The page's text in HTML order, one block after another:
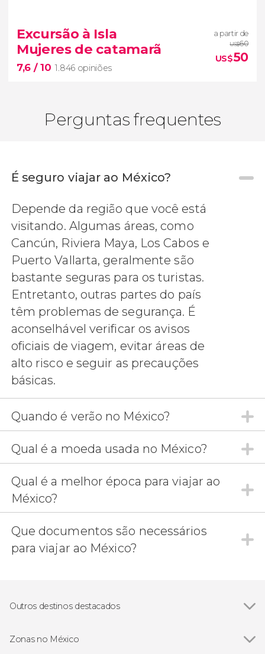
839 opiniões
uma das maiores barreiras de coral
do mundo
Excursão à Isla
Mujeres de catamarã
7,6 / 10 1.846 opiniões
a partir de
US$60
US$50
1.846 opiniões
descubra um paraíso tropical na Isla Mujeres
Perguntas frequentes
É seguro viajar ao México?
Depende da região que você está
visitando. Algumas áreas, como
Cancún, Riviera Maya, Los Cabos e
Puerto Vallarta, geralmente são
bastante seguras para os turistas.
Entretanto, outras partes do país
têm problemas de segurança. É
aconselhável verificar os avisos
oficiais de viagem, evitar áreas de
alto risco e seguir as precauções
básicas.
Quando é verão no México?
Qual é a moeda usada no México?
Qual é a melhor época para viajar ao
México?
Que documentos são necessários
para viajar ao México?
Outros destinos destacados
Huatulco
Zonas no México